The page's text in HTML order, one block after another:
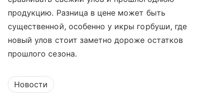
продукцию. Разница в цене может быть
существенной, особенно у икры горбуши, где
новый улов стоит заметно дороже остатков
прошлого сезона.
Новости